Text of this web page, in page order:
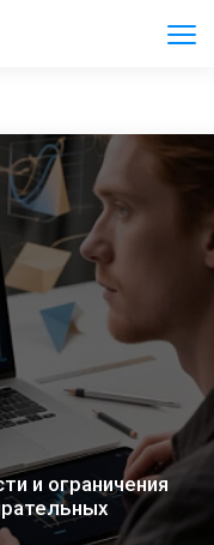
и ограничения